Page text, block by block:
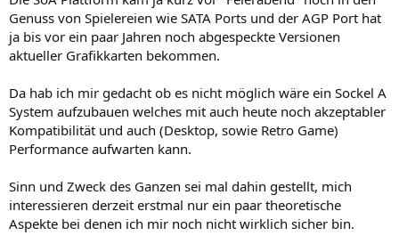
Genuss von Spielereien wie SATA Ports und der AGP Port hat
ja bis vor ein paar Jahren noch abgespeckte Versionen
aktueller Grafikkarten bekommen.
Da hab ich mir gedacht ob es nicht möglich wäre ein Sockel A
System aufzubauen welches mit auch heute noch akzeptabler
Kompatibilität und auch (Desktop, sowie Retro Game)
Performance aufwarten kann.
Sinn und Zweck des Ganzen sei mal dahin gestellt, mich
interessieren derzeit erstmal nur ein paar theoretische
Aspekte bei denen ich mir noch nicht wirklich sicher bin.